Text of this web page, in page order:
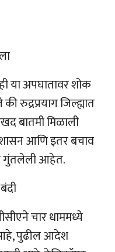
या अपघातावर शोक
रुद्रप्रयाग जिल्ह्यात
बातमी मिळाली
आणि इतर बचाव
गुंतलेली आहेत.
चार धाममध्ये
आहे, पुढील आदेश